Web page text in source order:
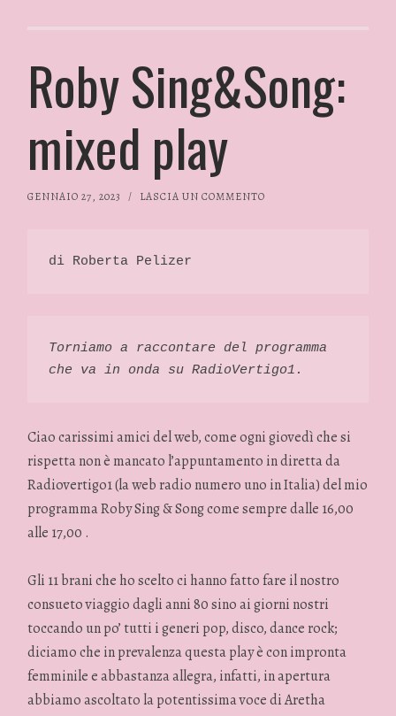
Roby Sing&Song:
mixed play
GENNAIO 27, 2023 / LASCIA UN COMMENTO
di Roberta Pelizer
Torniamo a raccontare del programma
che va in onda su RadioVertigo1.
Ciao carissimi amici del web, come ogni giovedì che si
rispetta non è mancato l’appuntamento in diretta da
Radiovertigo1 (la web radio numero uno in Italia) del mio
programma Roby Sing & Song come sempre dalle 16,00
alle 17,00 .
Gli 11 brani che ho scelto ci hanno fatto fare il nostro
consueto viaggio dagli anni 80 sino ai giorni nostri
toccando un po’ tutti i generi pop, disco, dance rock;
diciamo che in prevalenza questa play è con impronta
femminile e abbastanza allegra, infatti, in apertura
abbiamo ascoltato la potentissima voce di Aretha